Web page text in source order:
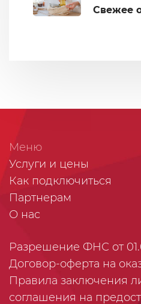
Свежее
Меню
Услуги и цены
Как подключиться
Партнерам
О нас
Разрешение ФНС от
Договор-оферта на
Правила заключения
соглашения на